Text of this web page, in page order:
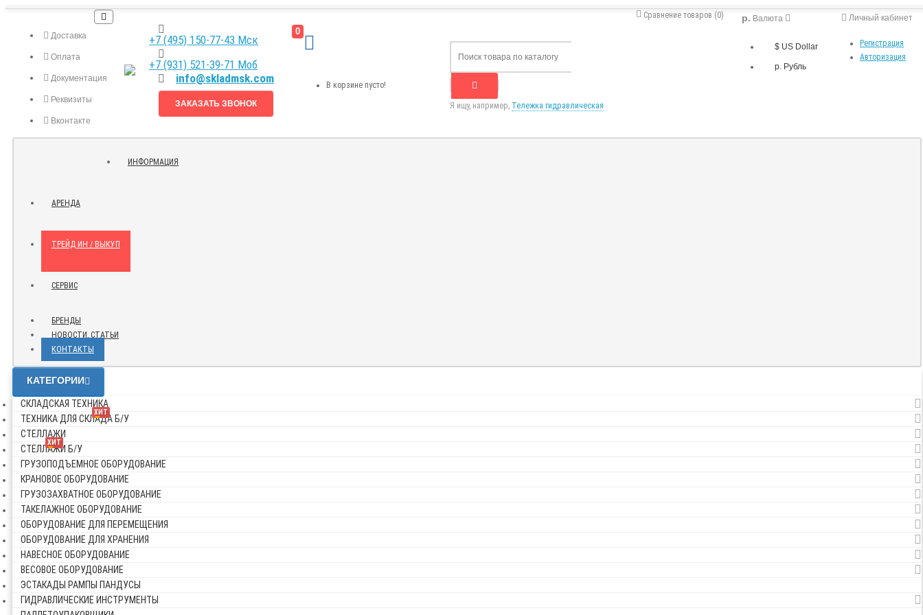
Доставка
Оплата
Документация
Реквизиты
Вконтакте
Я.ДЗЕН
Личный кабинет
Регистрация
Авторизация
р. Валюта
$ US Dollar
р. Рубль
Сравнение товаров (0)
+7 (495) 150-77-43 Мск
+7 (931) 521-39-71 Моб
info@skladmsk.com
ЗАКАЗАТЬ ЗВОНОК
0
В корзине пусто!
Я ищу, например, Тележка гидравлическая
ИНФОРМАЦИЯ
АРЕНДА
ТРЕЙД ИН / ВЫКУП
СЕРВИС
БРЕНДЫ
НОВОСТИ, СТАТЬИ
КОНТАКТЫ
КАТЕГОРИИ
СКЛАДСКАЯ ТЕХНИКА
ХИТ
ТЕХНИКА ДЛЯ СКЛАДА Б/У
СТЕЛЛАЖИ
ХИТ
СТЕЛЛАЖИ Б/У
ГРУЗОПОДЪЕМНОЕ ОБОРУДОВАНИЕ
КРАНОВОЕ ОБОРУДОВАНИЕ
ГРУЗОЗАХВАТНОЕ ОБОРУДОВАНИЕ
ТАКЕЛАЖНОЕ ОБОРУДОВАНИЕ
ОБОРУДОВАНИЕ ДЛЯ ПЕРЕМЕЩЕНИЯ
ОБОРУДОВАНИЕ ДЛЯ ХРАНЕНИЯ
НАВЕСНОЕ ОБОРУДОВАНИЕ
ВЕСОВОЕ ОБОРУДОВАНИЕ
ЭСТАКАДЫ РАМПЫ ПАНДУСЫ
ГИДРАВЛИЧЕСКИЕ ИНСТРУМЕНТЫ